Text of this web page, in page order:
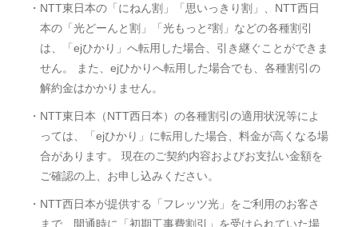
・NTT東日本の「にねん割」「思いっきり割」、NTT西日
本の「光どーんと割」「光もっと²割」などの各種割引
は、「ejひかり」へ転用した場合、引き継ぐことができま
せん。 また、ejひかりへ転用した場合でも、各種割引の
解約金はかかりません。
・NTT東日本（NTT西日本）の各種割引の適用状況等によ
っては、「ejひかり」に転用した場合、料金が高くなる場
合があります。 現在のご契約内容およびお支払い金額を
ご確認の上、お申し込みください。
・NTT西日本が提供する「フレッツ光」をご利用のお客さ
まで、開通時に「初期工事費割引」を受けられていた場